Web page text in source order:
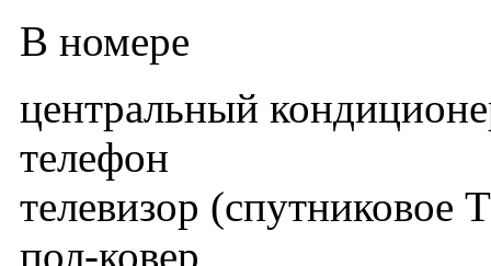
В номере
центральный
телефон
телевизор (спутниковое
пол-ковер